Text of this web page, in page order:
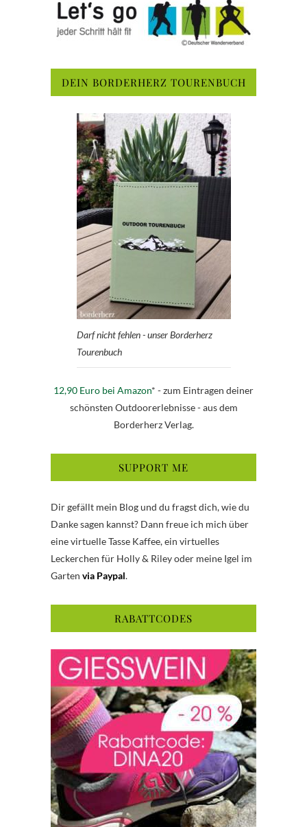
DEIN BORDERHERZ TOURENBUCH
Darf nicht fehlen - unser Borderherz
Tourenbuch
12,90 Euro bei Amazon* - zum Eintragen deiner
schönsten Outdoorerlebnisse - aus dem
Borderherz Verlag.
SUPPORT ME
Dir gefällt mein Blog und du fragst dich, wie du
Danke sagen kannst? Dann freue ich mich über
eine virtuelle Tasse Kaffee, ein virtuelles
Leckerchen für Holly & Riley oder meine Igel im
Garten via Paypal.
RABATTCODES